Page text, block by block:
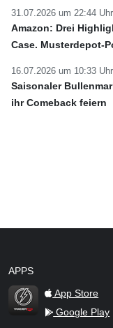
31.07.2026 um 22:44 Uhr
Amazon: Drei
Case. Musterdepot-
16.07.2026 um 10:33 Uhr
Saisonaler
ihr Comeback feiern
APPS
TraderFox Flash
App Store
Google Play